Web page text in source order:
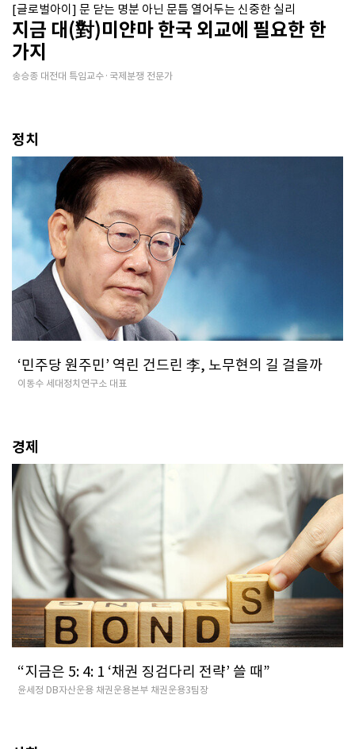
[글로벌아이] 문 닫는 명분 아닌 문틈 열어두는 신중한 실리
지금 대(對)미얀마 한국 외교에 필요한 한
가지
송승종 대전대 특임교수·국제분쟁 전문가
정치
‘민주당 원주민’ 역린 건드린 李, 노무현의 길 걸을까
이동수 세대정치연구소 대표
경제
“지금은 5: 4: 1 ‘채권 징검다리 전략’ 쓸 때”
윤세정 DB자산운용 채권운용본부 채권운용3팀장